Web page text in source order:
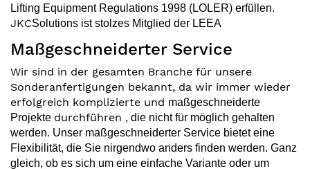
Lifting Equipment Regulations 1998 (LOLER) erfüllen.
JKCSolutions ist stolzes Mitglied der LEEA
Maßgeschneiderter Service
Wir sind in der gesamten Branche für unsere
Sonderanfertigungen bekannt, da wir immer wieder
erfolgreich komplizierte und maßgeschneiderte
Projekte durchführen , die nicht für möglich gehalten
werden. Unser maßgeschneiderter Service bietet eine
Flexibilität, die Sie nirgendwo anders finden werden. Ganz
gleich, ob es sich um eine einfache Variante oder um